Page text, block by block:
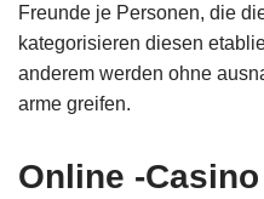
Freunde je Personen, die
kategorisieren diesen
anderem werden ohne
arme greifen.
Online -